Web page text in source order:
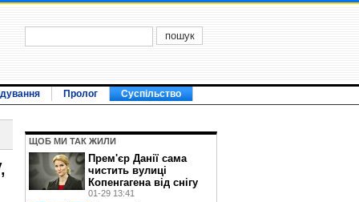
Пролог Суспільство
ЩОБ МИ ТАК ЖИЛИ
Прем'єр Данії сама
чистить вулиці
Копенгагена від снігу
01-29 13:41